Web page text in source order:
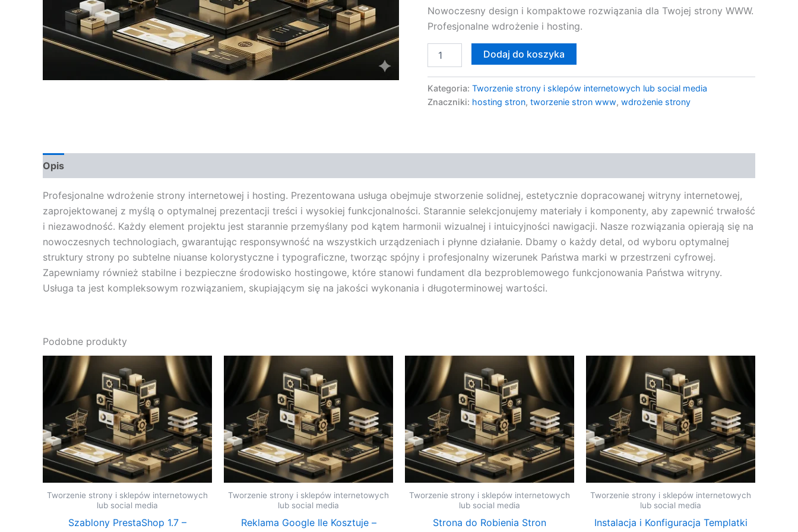
Nowoczesny design i kompaktowe rozwiązania dla Twojej strony WWW.
Profesjonalne wdrożenie i hosting.
Dodaj do koszyka
Kategoria: Tworzenie strony i sklepów internetowych lub social media
Znaczniki: hosting stron, tworzenie stron www, wdrożenie strony
Opis
Profesjonalne wdrożenie strony internetowej i hosting. Prezentowana usługa obejmuje stworzenie solidnej, estetycznie dopracowanej witryny internetowej,
zaprojektowanej z myślą o optymalnej prezentacji treści i wysokiej funkcjonalności. Starannie selekcjonujemy materiały i komponenty, aby zapewnić trwałość
i niezawodność. Każdy element projektu jest starannie przemyślany pod kątem harmonii wizualnej i intuicyjności nawigacji. Nasze rozwiązania opierają się na
nowoczesnych technologiach, gwarantując responsywność na wszystkich urządzeniach i płynne działanie. Dbamy o każdy detal, od wyboru optymalnej
struktury strony po subtelne niuanse kolorystyczne i typograficzne, tworząc spójny i profesjonalny wizerunek Państwa marki w przestrzeni cyfrowej.
Zapewniamy również stabilne i bezpieczne środowisko hostingowe, które stanowi fundament dla bezproblemowego funkcjonowania Państwa witryny.
Usługa ta jest kompleksowym rozwiązaniem, skupiającym się na jakości wykonania i długoterminowej wartości.
Podobne produkty
Tworzenie strony i sklepów internetowych
lub social media
Szablony PrestaShop 1.7 –
Tworzenie strony i sklepów internetowych
lub social media
Reklama Google Ile Kosztuje –
Tworzenie strony i sklepów internetowych
lub social media
Strona do Robienia Stron
Tworzenie strony i sklepów internetowych
lub social media
Instalacja i Konfiguracja Templatki